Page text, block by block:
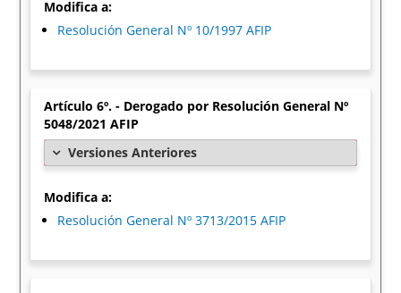
Modifica a:
Resolución General Nº 10/1997 AFIP
Artículo 6º. - Derogado por Resolución General Nº
5048/2021 AFIP
Versiones Anteriores
Modifica a:
Resolución General Nº 3713/2015 AFIP